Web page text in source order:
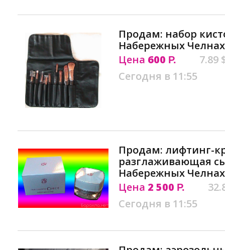
Продам: набор
Набережных Челнах
Цена 600 Р.
7.89
Сегодня в 11:55
Продам: лифтинг-
разглаживающая
Набережных Челнах
Цена 2 500 Р.
Сегодня в 11:55